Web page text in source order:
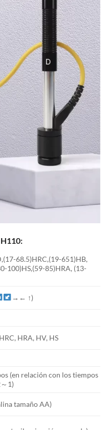
68.5)HRC,(19-651)HB,
100)HS,(59-85)HRA, (13-
→← ↑)
HRA, HV, HS
(en relación con los tiempos
1)
tamaño AA)